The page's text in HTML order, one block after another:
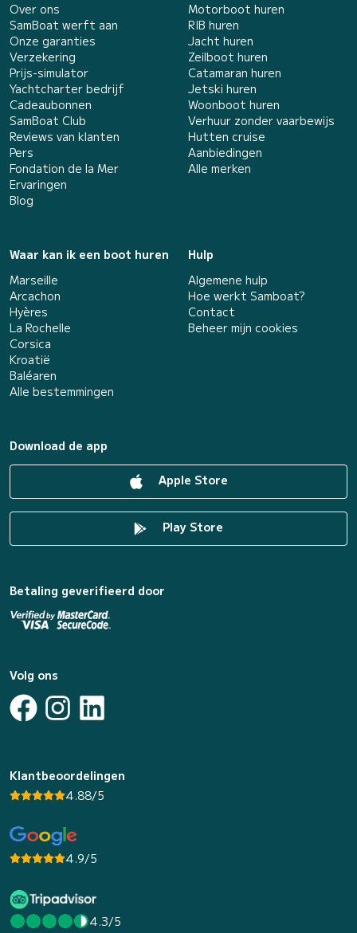
Over ons
SamBoat werft aan
Onze garanties
Verzekering
Prijs-simulator
Yachtcharter bedrijf
Cadeaubonnen
SamBoat Club
Reviews van klanten
Pers
Fondation de la Mer
Ervaringen
Blog
Motorboot huren
RIB huren
Jacht huren
Zeilboot huren
Catamaran huren
Jetski huren
Woonboot huren
Verhuur zonder vaarbewijs
Hutten cruise
Aanbiedingen
Alle merken
Waar kan ik een boot huren
Marseille
Arcachon
Hyères
La Rochelle
Corsica
Kroatië
Baléaren
Alle bestemmingen
Hulp
Algemene hulp
Hoe werkt Samboat?
Contact
Beheer mijn cookies
Download de app
Apple Store
Play Store
Betaling geverifieerd door
Volg ons
Klantbeoordelingen
4.88/5
4.9/5
4.3/5